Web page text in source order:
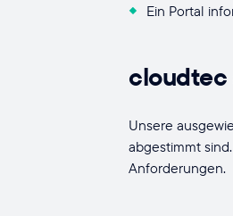
Ein Portal
cloudtec
Unsere
abgestimmt
Anforderungen.